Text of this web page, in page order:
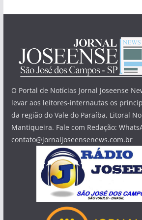
O Portal de Notícias Jornal Joseense
levar aos leitores-internautas os
da região do Vale do Paraíba, Litoral
Mantiqueira. Fale com Redação:
contato@jornaljoseensenews.com.br